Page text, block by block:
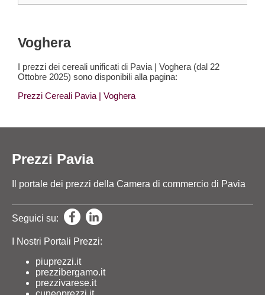
Voghera
I prezzi dei cereali unificati di Pavia | Voghera (dal 22
Ottobre 2025) sono disponibili alla pagina:
Prezzi Cereali Pavia | Voghera
Prezzi Pavia
Il portale dei prezzi della Camera di commercio di Pavia
Seguici su:
I Nostri Portali Prezzi:
piuprezzi.it
prezzibergamo.it
prezzivarese.it